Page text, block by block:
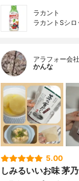
ラカント
ラカントSシロ
アラフォー会
かんな
5.00
しみるいいお味 茅